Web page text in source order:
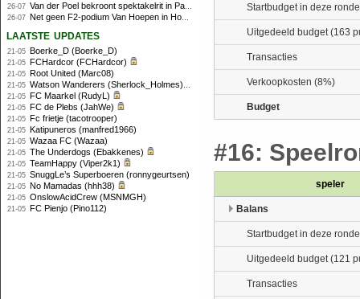
26-07 Van der Poel bekroont spektakelrit in Parijs met nipte zege; eindzege Pogacar
26-07 Net geen F2-podium Van Hoepen in Hongarije, Leon maakt indruk
laatste updates
21-05 Boerke_D (Boerke_D)
21-05 FCHardcor (FCHardcor)
21-05 Root United (Marc08)
21-05 Watson Wanderers (Sherlock_Holmes)
21-05 FC Maarkel (RudyL)
21-05 FC de Plebs (JahWe)
21-05 Fc frietje (tacotrooper)
21-05 Katipuneros (manfred1966)
21-05 Wazaa FC (Wazaa)
21-05 The Underdogs (Ebakkenes)
21-05 TeamHappy (Viper2k1)
21-05 SnuggLe’s Superboeren (ronnygeurtsen)
21-05 No Mamadas (hhh38)
21-05 OnslowAcidCrew (MSNMGH)
21-05 FC Pienjo (Pino112)
Startbudget in deze ronde
Uitgedeeld budget (163
Transacties
Verkoopkosten (8%)
Budget
#16:
speler
Balans
Startbudget in deze ronde
Uitgedeeld budget (121
Transacties